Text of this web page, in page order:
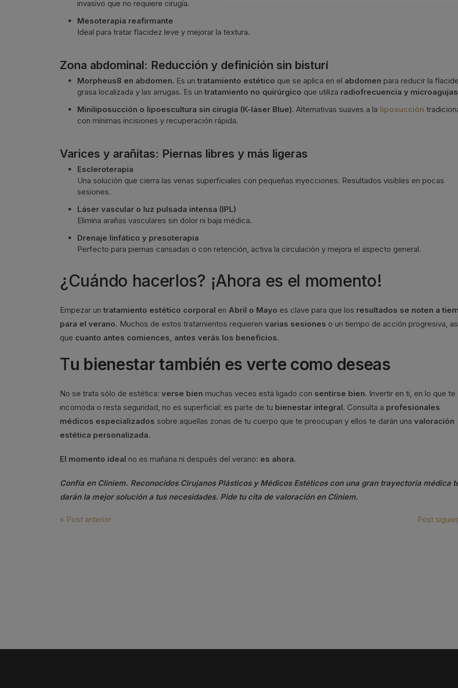
invasivo que no requiere cirugía.
Mesoterapia reafirmante
Ideal para tratar flacidez leve y mejorar la textura.
Zona abdominal: Reducción y definición sin bisturí
Morpheus8 en abdomen. Es un tratamiento estético que se aplica en el abdomen para reducir la
grasa localizada y las arrugas. Es un tratamiento no quirúrgico que utiliza radiofrecuencia y
Miniliposucción o lipoescultura sin cirugía (K-láser Blue). Alternativas suaves a la liposucción
con mínimas incisiones y recuperación rápida.
Varices y arañitas: Piernas libres y más ligeras
Escleroterapia
Una solución que cierra las venas superficiales con pequeñas inyecciones. Resultados visibles en pocas
sesiones.
Láser vascular o luz pulsada intensa (IPL)
Elimina arañas vasculares sin dolor ni baja médica.
Drenaje linfático y presoterapia
Perfecto para piernas cansadas o con retención, activa la circulación y mejora el aspecto general.
¿Cuándo hacerlos? ¡Ahora es el momento!
Empezar un tratamiento estético corporal en Abril o Mayo es clave para que los resultados se noten a
para el verano. Muchos de estos tratamientos requieren varias sesiones o un tiempo de acción progresiva,
que cuanto antes comiences, antes verás los beneficios.
Tu bienestar también es verte como deseas
No se trata sólo de estética: verse bien muchas veces está ligado con sentirse bien. Invertir en ti, en lo que te
incomoda o resta seguridad, no es superficial: es parte de tu bienestar integral. Consulta a profesionales
médicos especializados sobre aquellas zonas de tu cuerpo que te preocupan y ellos te darán una valoración
estética personalizada.
El momento ideal no es mañana ni después del verano: es ahora.
Confía en Cliniem. Reconocidos Cirujanos Plásticos y Médicos Estéticos con una gran trayectoria médica
darán la mejor solución a tus necesidades. Pide tu cita de valoración en Cliniem.
Navegación
« Post anterior Post